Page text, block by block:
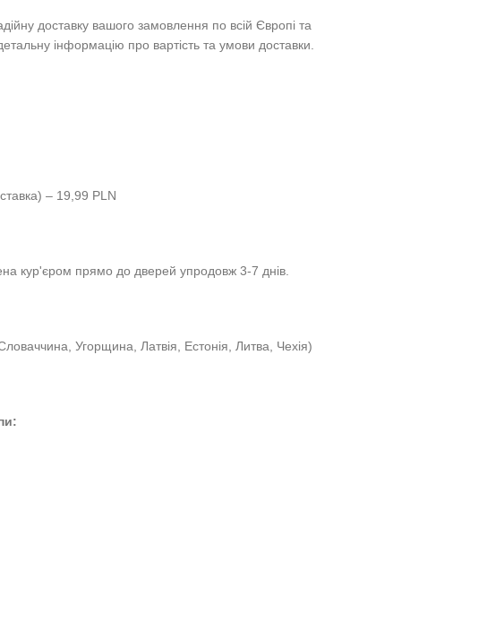
доставку вашого замовлення по всій Європі та
інформацію про вартість та умови доставки.
– 19,99 PLN
кур'єром прямо до дверей упродовж 3-7 днів.
Угорщина, Латвія, Естонія, Литва, Чехія)